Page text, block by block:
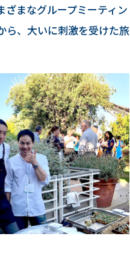
まなグループミーティン
ら、大いに刺激を受けた旅